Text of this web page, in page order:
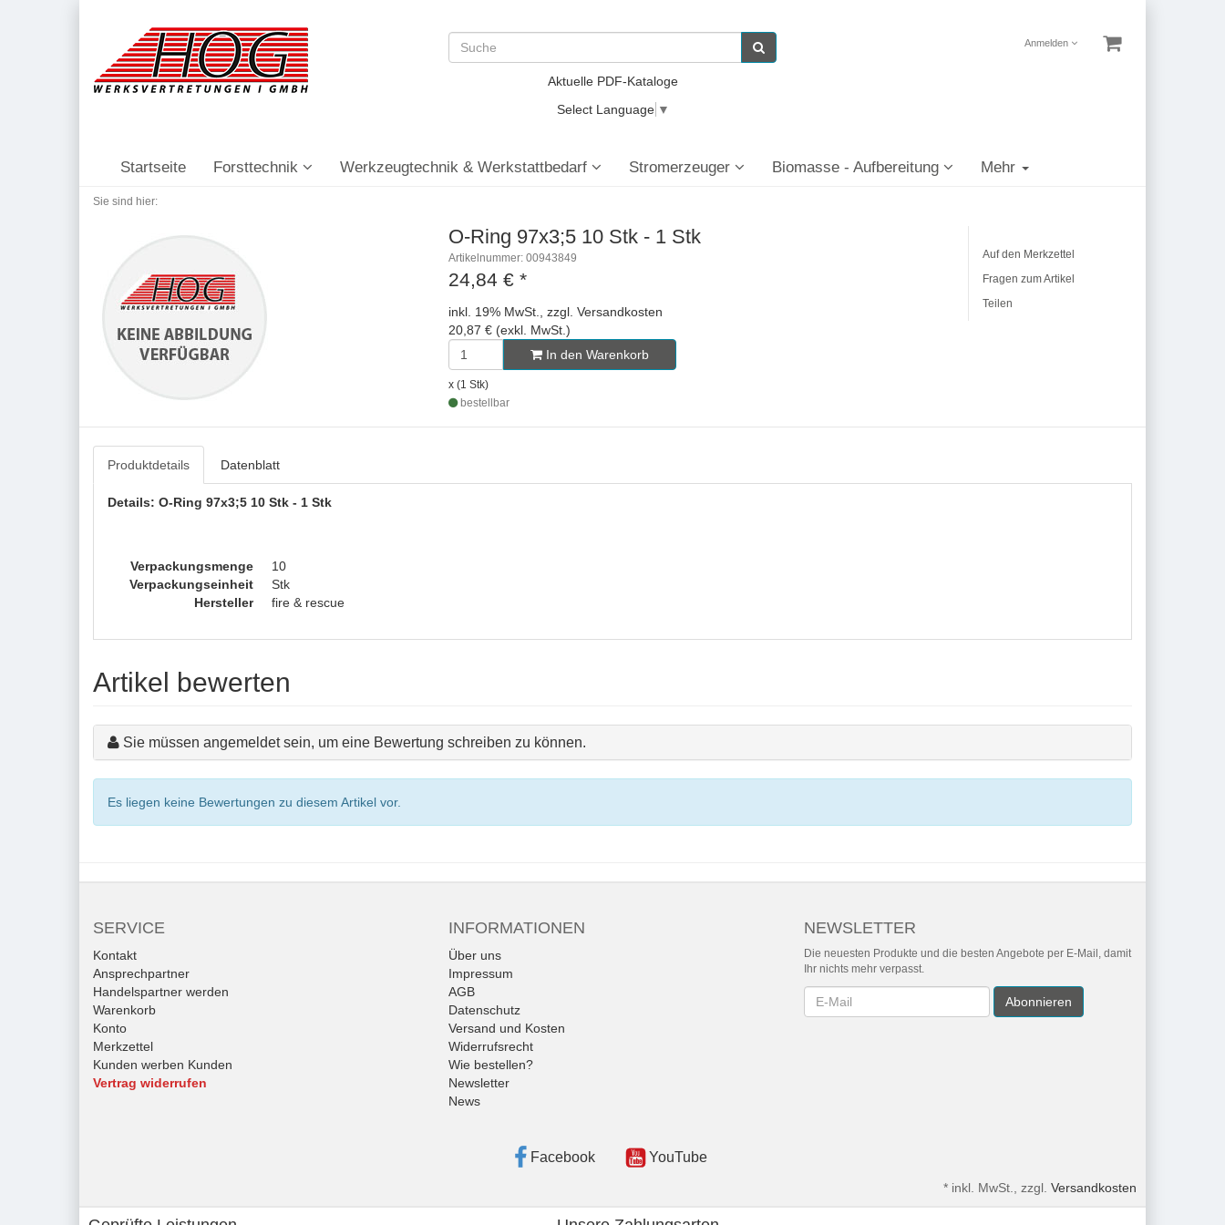
Anmelden
Aktuelle PDF-Kataloge
Select Language ▼
Startseite Forsttechnik Werkzeugtechnik & Werkstattbedarf Stromerzeuger Biomasse - Aufbereitung Mehr
Sie sind hier:
O-Ring 97x3;5 10 Stk - 1 Stk
Artikelnummer: 00943849
24,84 € *
inkl. 19% MwSt., zzgl. Versandkosten
20,87 € (exkl. MwSt.)
In den Warenkorb
x (1 Stk)
bestellbar
Auf den Merkzettel
Fragen zum Artikel
Teilen
Produktdetails Datenblatt
Details: O-Ring 97x3;5 10 Stk - 1 Stk
Verpackungsmenge
10
Verpackungseinheit
Stk
Hersteller
fire & rescue
Artikel bewerten
Sie müssen angemeldet sein, um eine Bewertung schreiben zu können.
Es liegen keine Bewertungen zu diesem Artikel vor.
SERVICE
Kontakt
Ansprechpartner
Handelspartner werden
Warenkorb
Konto
Merkzettel
Kunden werben Kunden
Vertrag widerrufen
INFORMATIONEN
Über uns
Impressum
AGB
Datenschutz
Versand und Kosten
Widerrufsrecht
Wie bestellen?
Newsletter
News
NEWSLETTER
Die neuesten Produkte und die besten Angebote per E-Mail, damit
Ihr nichts mehr verpasst.
Newsletter Abonnieren
Facebook YouTube
* inkl. MwSt., zzgl. Versandkosten